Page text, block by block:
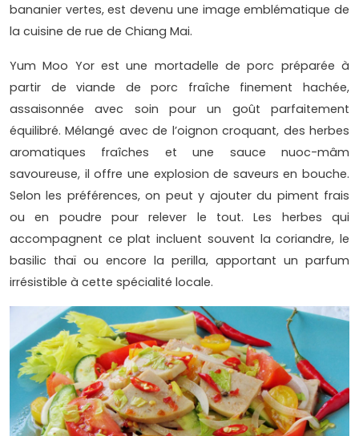
bananier vertes, est devenu une image emblématique de
la cuisine de rue de Chiang Mai.
Yum Moo Yor est une mortadelle de porc préparée à
partir de viande de porc fraîche finement hachée,
assaisonnée avec soin pour un goût parfaitement
équilibré. Mélangé avec de l’oignon croquant, des herbes
aromatiques fraîches et une sauce nuoc-mâm
savoureuse, il offre une explosion de saveurs en bouche.
Selon les préférences, on peut y ajouter du piment frais
ou en poudre pour relever le tout. Les herbes qui
accompagnent ce plat incluent souvent la coriandre, le
basilic thaï ou encore la perilla, apportant un parfum
irrésistible à cette spécialité locale.